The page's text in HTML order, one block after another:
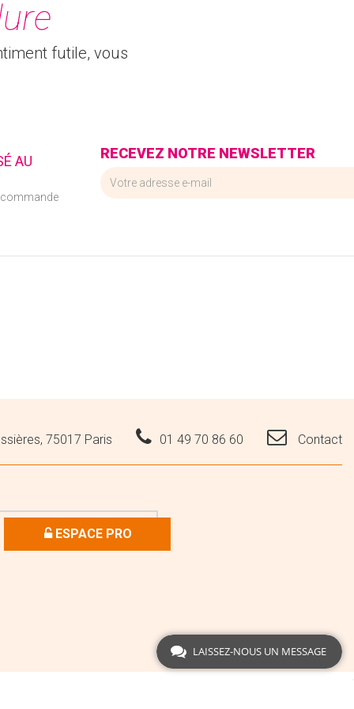
futile, vous
AU RECEVEZ NOTRE NEWSLETTER
75017 Paris 01 49 70 86 60 Contact
ESPACE PRO
LAISSEZ-NOUS UN MESSAGE